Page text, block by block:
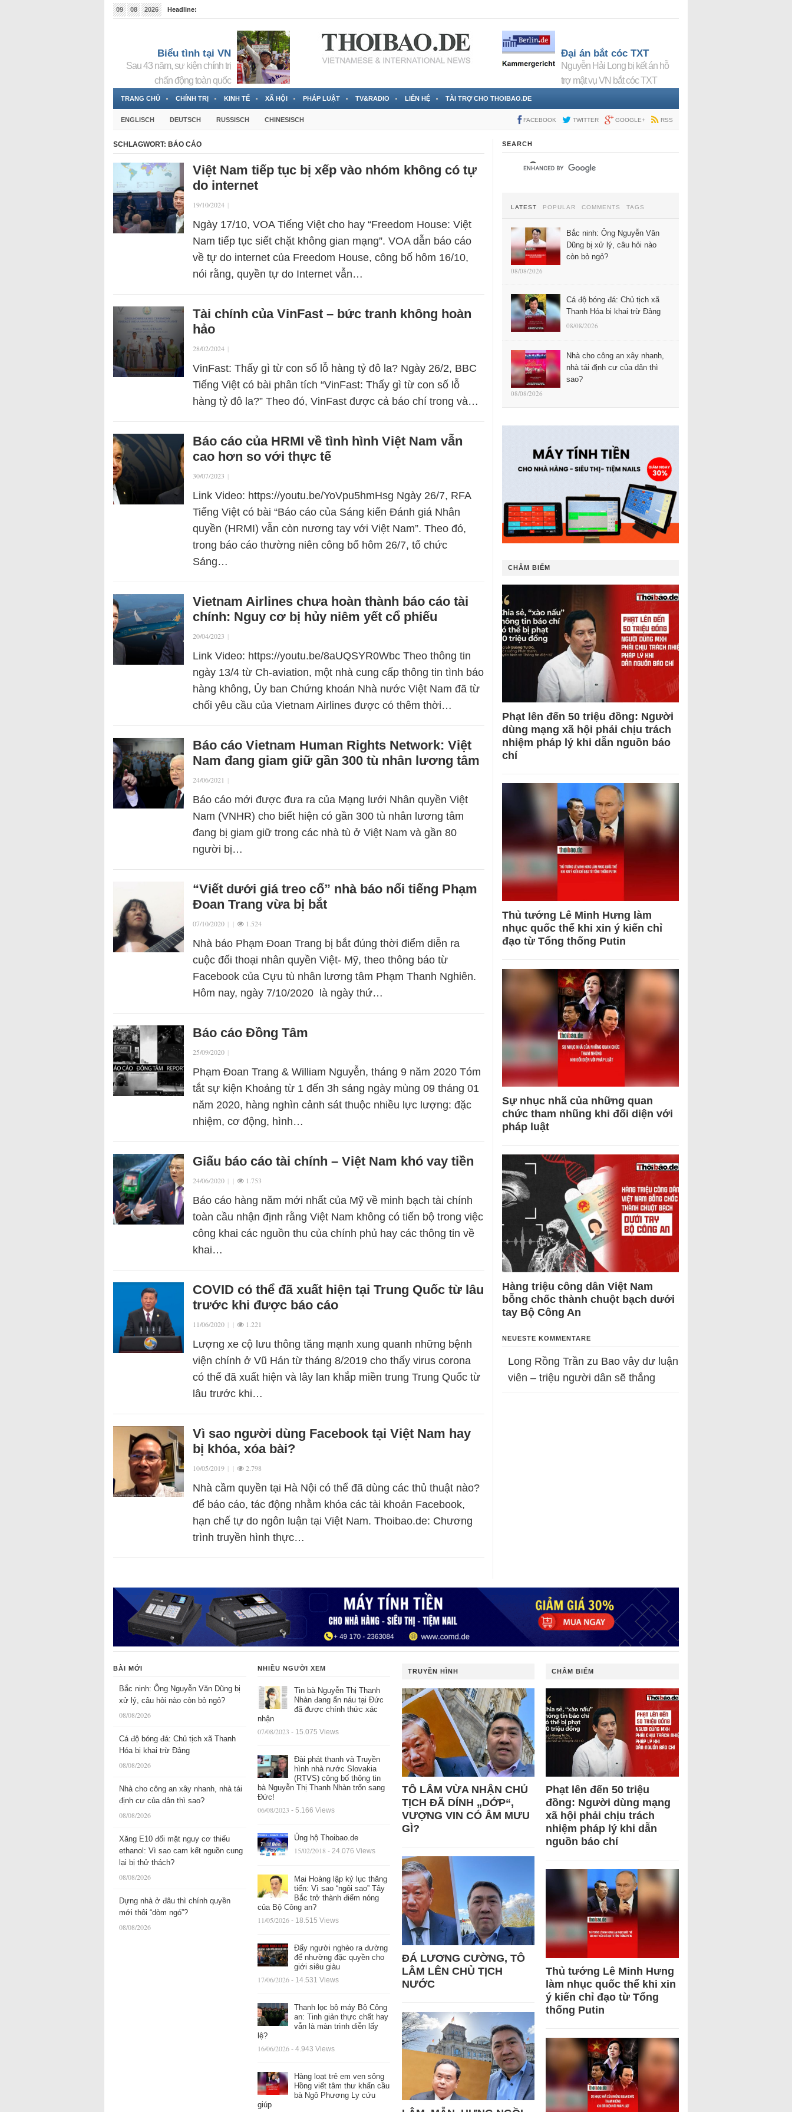
09 08 2026
Headline:
Biểu tình tại VN
Sau 43 năm, sự kiện chính trị
chấn động toàn quốc
Đại án bắt cóc TXT
Nguyễn Hải Long bị kết án hỗ
trợ mật vụ VN bắt cóc TXT
TRANG CHỦ CHÍNH TRỊ KINH TẾ XÃ HỘI PHÁP LUẬT TV&RADIO LIÊN HỆ TÀI TRỢ CHO THOIBAO.DE
ENGLISCH DEUTSCH RUSSISCH CHINESISCH FACEBOOK TWITTER GOOGLE+ RSS
SCHLAGWORT: BÁO CÁO
Việt Nam tiếp tục bị xếp vào nhóm không có tự
do internet
19/10/2024 |
Ngày 17/10, VOA Tiếng Việt cho hay “Freedom House: Việt
Nam tiếp tục siết chặt không gian mạng”. VOA dẫn báo cáo
về tự do internet của Freedom House, công bố hôm 16/10,
nói rằng, quyền tự do Internet vẫn…
Tài chính của VinFast – bức tranh không hoàn
hảo
28/02/2024 |
VinFast: Thấy gì từ con số lỗ hàng tỷ đô la? Ngày 26/2, BBC
Tiếng Việt có bài phân tích “VinFast: Thấy gì từ con số lỗ
hàng tỷ đô la?” Theo đó, VinFast được cả báo chí trong và…
Báo cáo của HRMI về tình hình Việt Nam vẫn
cao hơn so với thực tế
30/07/2023 |
Link Video: https://youtu.be/YoVpu5hmHsg Ngày 26/7, RFA
Tiếng Việt có bài “Báo cáo của Sáng kiến Đánh giá Nhân
quyền (HRMI) vẫn còn nương tay với Việt Nam”. Theo đó,
trong báo cáo thường niên công bố hôm 26/7, tổ chức
Sáng…
Vietnam Airlines chưa hoàn thành báo cáo tài
chính: Nguy cơ bị hủy niêm yết cổ phiếu
20/04/2023 |
Link Video: https://youtu.be/8aUQSYR0Wbc Theo thông tin
ngày 13/4 từ Ch-aviation, một nhà cung cấp thông tin tình báo
hàng không, Ủy ban Chứng khoán Nhà nước Việt Nam đã từ
chối yêu cầu của Vietnam Airlines được có thêm thời…
Báo cáo Vietnam Human Rights Network: Việt
Nam đang giam giữ gần 300 tù nhân lương tâm
24/06/2021 |
Báo cáo mới được đưa ra của Mạng lưới Nhân quyền Việt
Nam (VNHR) cho biết hiện có gần 300 tù nhân lương tâm
đang bị giam giữ trong các nhà tù ở Việt Nam và gần 80
người bị…
“Viết dưới giá treo cổ” nhà báo nổi tiếng Phạm
Đoan Trang vừa bị bắt
07/10/2020 | | 1.524
Nhà báo Phạm Đoan Trang bị bắt đúng thời điểm diễn ra
cuộc đối thoại nhân quyền Việt- Mỹ, theo thông báo từ
Facebook của Cựu tù nhân lương tâm Phạm Thanh Nghiên.
Hôm nay, ngày 7/10/2020 là ngày thứ…
Báo cáo Đồng Tâm
25/09/2020 |
Phạm Đoan Trang & William Nguyễn, tháng 9 năm 2020 Tóm
tắt sự kiện Khoảng từ 1 đến 3h sáng ngày mùng 09 tháng 01
năm 2020, hàng nghìn cảnh sát thuộc nhiều lực lượng: đặc
nhiệm, cơ động, hình…
Giấu báo cáo tài chính – Việt Nam khó vay tiền
24/06/2020 | | 1.753
Báo cáo hàng năm mới nhất của Mỹ về minh bạch tài chính
toàn cầu nhận định rằng Việt Nam không có tiến bộ trong việc
công khai các nguồn thu của chính phủ hay các thông tin về
khai…
COVID có thể đã xuất hiện tại Trung Quốc từ lâu
trước khi được báo cáo
11/06/2020 | | 1.221
Lượng xe cộ lưu thông tăng mạnh xung quanh những bệnh
viện chính ở Vũ Hán từ tháng 8/2019 cho thấy virus corona
có thể đã xuất hiện và lây lan khắp miền trung Trung Quốc từ
lâu trước khi…
Vì sao người dùng Facebook tại Việt Nam hay
bị khóa, xóa bài?
10/05/2019 | | 2.798
Nhà cầm quyền tại Hà Nội có thể đã dùng các thủ thuật nào?
để báo cáo, tác động nhằm khóa các tài khoản Facebook,
hạn chế tự do ngôn luận tại Việt Nam. Thoibao.de: Chương
trình truyền hình thực…
SEARCH
LATEST POPULAR COMMENTS TAGS
Bắc ninh: Ông Nguyễn Văn
Dũng bị xử lý, câu hỏi nào
còn bỏ ngỏ?
08/08/2026
Cá độ bóng đá: Chủ tịch xã
Thanh Hóa bị khai trừ Đảng
08/08/2026
Nhà cho công an xây nhanh,
nhà tái định cư của dân thì
sao?
08/08/2026
CHÂM BIẾM
Phạt lên đến 50 triệu đồng: Người
dùng mạng xã hội phải chịu trách
nhiệm pháp lý khi dẫn nguồn báo
chí
Thủ tướng Lê Minh Hưng làm
nhục quốc thể khi xin ý kiến chỉ
đạo từ Tổng thống Putin
Sự nhục nhã của những quan
chức tham nhũng khi đối diện với
pháp luật
Hàng triệu công dân Việt Nam
bỗng chốc thành chuột bạch dưới
tay Bộ Công An
NEUESTE KOMMENTARE
Long Rồng Trần zu Bao vây dư luận
viên – triệu người dân sẽ thắng
BÀI MỚI
Bắc ninh: Ông Nguyễn Văn Dũng bị
xử lý, câu hỏi nào còn bỏ ngỏ?
08/08/2026
Cá độ bóng đá: Chủ tịch xã Thanh
Hóa bị khai trừ Đảng
08/08/2026
Nhà cho công an xây nhanh, nhà tái
định cư của dân thì sao?
08/08/2026
Xăng E10 đối mặt nguy cơ thiếu
ethanol: Vì sao cam kết nguồn cung
lại bị thử thách?
08/08/2026
Dựng nhà ở đâu thì chính quyền
mới thôi “dòm ngó”?
08/08/2026
NHIỀU NGƯỜI XEM
Tin bà Nguyễn Thị Thanh
Nhàn đang ẩn náu tại Đức
đã được chính thức xác
nhận
07/08/2023 - 15.075 Views
Đài phát thanh và Truyền
hình nhà nước Slovakia
(RTVS) công bố thông tin
bà Nguyễn Thị Thanh Nhàn trốn sang
Đức!
06/08/2023 - 5.166 Views
Ủng hộ Thoibao.de
15/02/2018 - 24.076 Views
Mai Hoàng lập kỷ lục thăng
tiến: Vì sao “ngôi sao” Tây
Bắc trở thành điểm nóng
của Bộ Công an?
11/05/2026 - 18.515 Views
Đẩy người nghèo ra đường
để nhường đặc quyền cho
giới siêu giàu
17/06/2026 - 14.531 Views
Thanh lọc bộ máy Bộ Công
an: Tinh giản thực chất hay
vẫn là màn trình diễn lấy
lệ?
16/06/2026 - 4.943 Views
Hàng loạt trẻ em ven sông
Hồng viết tâm thư khẩn cầu
bà Ngô Phương Ly cứu
giúp
TRUYỀN HÌNH
TÔ LÂM VỪA NHẬN CHỦ
TỊCH ĐÃ DÍNH „DỚP“,
VƯỢNG VIN CÓ ÂM MƯU
GÌ?
ĐÁ LƯƠNG CƯỜNG, TÔ
LÂM LÊN CHỦ TỊCH
NƯỚC
CHÂM BIẾM
Phạt lên đến 50 triệu
đồng: Người dùng mạng
xã hội phải chịu trách
nhiệm pháp lý khi dẫn
nguồn báo chí
Thủ tướng Lê Minh Hưng
làm nhục quốc thể khi xin
ý kiến chỉ đạo từ Tổng
thống Putin